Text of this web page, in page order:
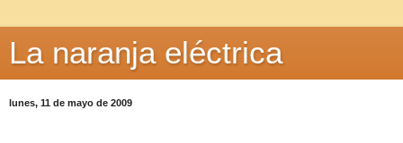
La naranja eléctrica
lunes, 11 de mayo de 2009